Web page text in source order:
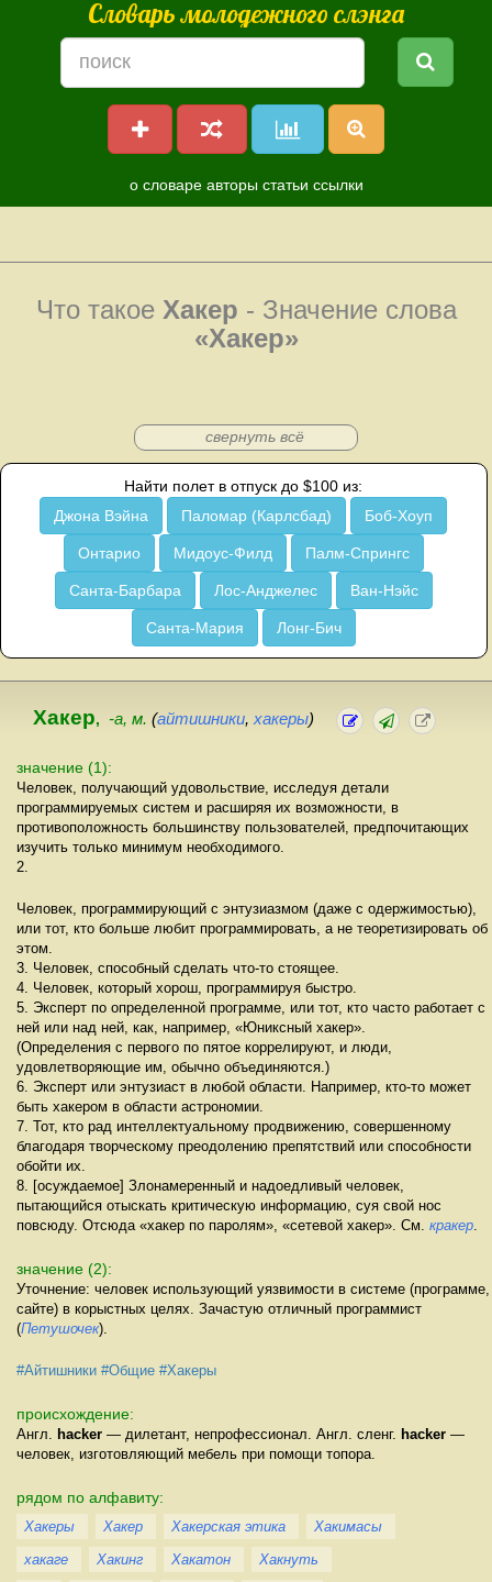
Словарь молодежного слэнга
о словаре авторы статьи ссылки
Что такое Хакер - Значение слова
«Хакер»
свернуть всё
Найти полет в отпуск до $100 из:
Джона Вэйна
Паломар (Карлсбад) Боб-Хоуп
Онтарио Мидоус-Филд Палм-Спрингс
Санта-Барбара Лос-Анджелес Ван-Нэйс
Санта-Мария Лонг-Бич
Хакер, -а, м. (айтишники, хакеры)
значение (1):
Человек, получающий удовольствие, исследуя детали
программируемых систем и расширяя их возможности, в
противоположность большинству пользователей, предпочитающих
изучить только минимум необходимого.
2.
Человек, программирующий с энтузиазмом (даже с одержимостью),
или тот, кто больше любит программировать, а не теоретизировать об
этом.
3. Человек, способный сделать что-то стоящее.
4. Человек, который хорош, программируя быстро.
5. Эксперт по определенной программе, или тот, кто часто работает с
ней или над ней, как, например, «Юниксный хакер».
(Определения с первого по пятое коррелируют, и люди,
удовлетворяющие им, обычно объединяются.)
6. Эксперт или энтузиаст в любой области. Например, кто-то может
быть хакером в области астрономии.
7. Тот, кто рад интеллектуальному продвижению, совершенному
благодаря творческому преодолению препятствий или способности
обойти их.
8. [осуждаемое] Злонамеренный и надоедливый человек,
пытающийся отыскать критическую информацию, суя свой нос
повсюду. Отсюда «хакер по паролям», «сетевой хакер». См. кракер
значение (2):
Уточнение: человек использующий уязвимости в системе (программе,
сайте) в корыстных целях. Зачастую отличный программист
(Петушочек).
#Айтишники #Общие #Хакеры
происхождение:
Англ. hacker — дилетант, непрофессионал. Англ. сленг. hacker —
человек, изготовляющий мебель при помощи топора.
рядом по алфавиту:
Хакеры Хакер Хакерская этика
Хакимасы
хакаге
Хакинг Хакатон
Хакнуть